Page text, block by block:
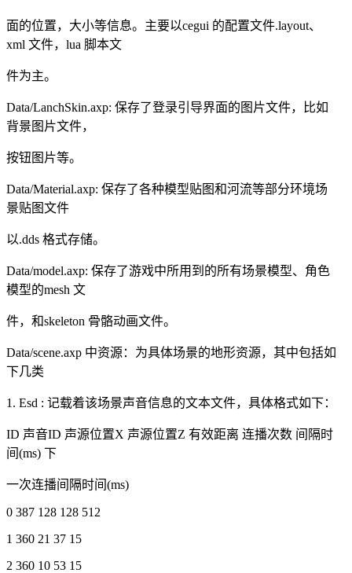
面的位置，大小等信息。主要以cegui 的配置文件.layout、
xml 文件，lua 脚本文
件为主。
Data/LanchSkin.axp: 保存了登录引导界面的图片文件，比如
背景图片文件，
按钮图片等。
Data/Material.axp: 保存了各种模型贴图和河流等部分环境场
景贴图文件
以.dds 格式存储。
Data/model.axp: 保存了游戏中所用到的所有场景模型、角色
模型的mesh 文
件，和skeleton 骨骼动画文件。
Data/scene.axp 中资源：为具体场景的地形资源，其中包括如
下几类
1. Esd : 记载着该场景声音信息的文本文件，具体格式如下：
ID 声音ID 声源位置X 声源位置Z 有效距离 连播次数 间隔时
间(ms) 下
一次连播间隔时间(ms)
0 387 128 128 512
1 360 21 37 15
2 360 10 53 15